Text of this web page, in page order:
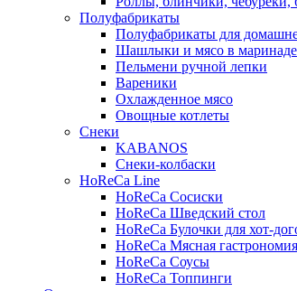
Полуфабрикаты
Полуфабрикаты для
Шашлыки и мясо в маринаде
Пельмени ручной лепки
Вареники
Охлажденное мясо
Овощные котлеты
Снеки
KABANOS
Снеки-колбаски
HoReCa Line
HoReCa Сосиски
HoReCa Шведский стол
HoReCa Булочки для хот-
HoReCa Мясная гастрономия
HoReCa Соусы
HoReCa Топпинги